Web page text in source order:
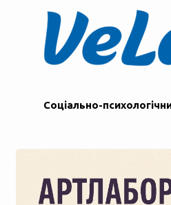
Соціально-